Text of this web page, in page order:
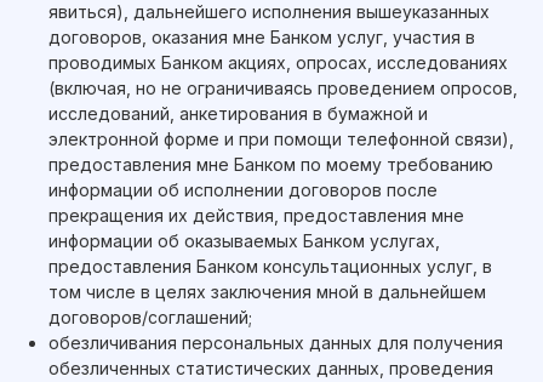
явиться), дальнейшего исполнения вышеуказанных
договоров, оказания мне Банком услуг, участия в
проводимых Банком акциях, опросах, исследованиях
(включая, но не ограничиваясь проведением опросов,
исследований, анкетирования в бумажной и
электронной форме и при помощи телефонной связи),
предоставления мне Банком по моему требованию
информации об исполнении договоров после
прекращения их действия, предоставления мне
информации об оказываемых Банком услугах,
предоставления Банком консультационных услуг, в
том числе в целях заключения мной в дальнейшем
договоров/соглашений;
обезличивания персональных данных для получения
обезличенных статистических данных, проведения